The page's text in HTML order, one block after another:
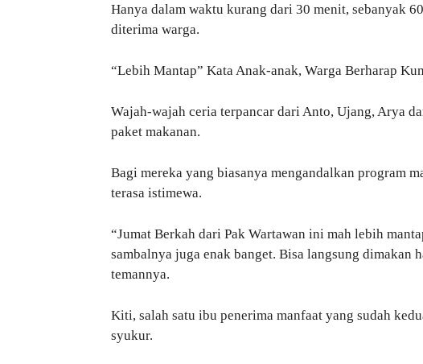
Hanya dalam waktu kurang dari 30 menit, sebanyak
diterima warga.
“Lebih Mantap” Kata Anak-anak, Warga Berharap
Wajah-wajah ceria terpancar dari Anto, Ujang, Arya
paket makanan.
Bagi mereka yang biasanya mengandalkan program
terasa istimewa.
“Jumat Berkah dari Pak Wartawan ini mah lebih
sambalnya juga enak banget. Bisa langsung dimakan
temannya.
Kiti, salah satu ibu penerima manfaat yang sudah
syukur.